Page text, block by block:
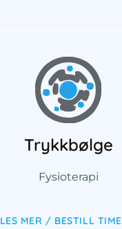
Trykkbølge
Fysioterapi
LES MER / BESTILL TIME